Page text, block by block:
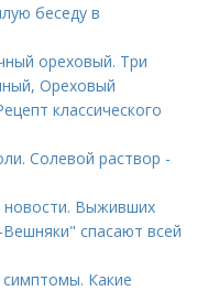
беседу в
ореховый. Три
Ореховый
классического
Солевой раствор -
новости. Выживших
спасают всей
Какие